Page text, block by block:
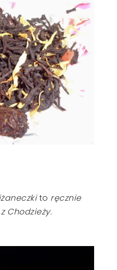
to ręcznie
Chodzieży.